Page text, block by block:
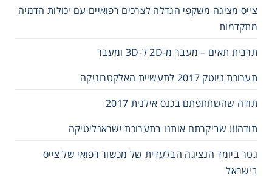
צייס מציגה משקפי הגדלה לצרכים רפואיים עם יכולות הדמיה
מתקדמות
תרבית תאים – מעבר מ-2D ל-3D ומעבר
תערוכת ניוטק 2017 לתעשיית האלקטרוניקה
תודה שהשתתפתם בכנס אילנית 2017
תודה!!! שביקרתם אותנו בתערוכת ישראנליטיקה
גטר ביומד הנציגה הבלעדית של מכשור רפואי של צייס
בישראל